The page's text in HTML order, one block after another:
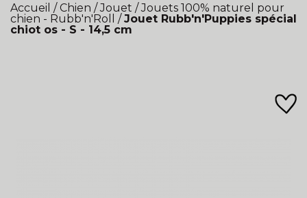
Accueil / Chien / Jouet / Jouets 100% naturel pour
chien - Rubb'n'Roll
/ Jouet Rubb'n'Puppies spécial
chiot os - S - 14,5 cm